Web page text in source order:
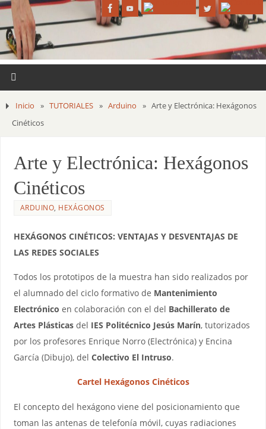
Inicio » TUTORIALES » Arduino » Arte y Electrónica: Hexágonos
Cinéticos
Arte y Electrónica: Hexágonos
Cinéticos
ARDUINO, HEXÁGONOS
HEXÁGONOS CINÉTICOS: VENTAJAS Y DESVENTAJAS DE
LAS REDES SOCIALES
Todos los prototipos de la muestra han sido realizados por
el alumnado del ciclo formativo de Mantenimiento
Electrónico en colaboración con el del Bachillerato de
Artes Plásticasdel IES Politécnico Jesús Marín, tutorizados
por los profesores Enrique Norro (Electrónica) y Encina
García (Dibujo), del Colectivo El Intruso.
Cartel Hexágonos Cinéticos
El concepto del hexágono viene del posicionamiento que
toman las antenas de telefonía móvil, cuyas radiaciones